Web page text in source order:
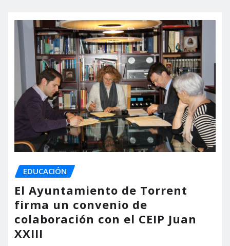
EDUCACIÓN
El Ayuntamiento de Torrent
firma un convenio de
colaboración con el CEIP Juan
XXIII